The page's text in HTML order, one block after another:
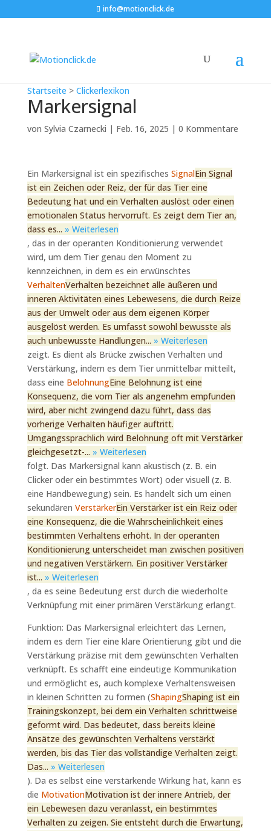
info@motionclick.de
Startseite > Clickerlexikon
Markersignal
von Sylvia Czarnecki | Feb. 16, 2025 | 0 Kommentare
Ein Markersignal ist ein spezifisches SignalEin Signal
ist ein Zeichen oder Reiz, der für das Tier eine
Bedeutung hat und ein Verhalten auslöst oder einen
emotionalen Status hervorruft. Es zeigt dem Tier an,
dass es... » Weiterlesen
, das in der operanten Konditionierung verwendet
wird, um dem Tier genau den Moment zu
kennzeichnen, in dem es ein erwünschtes
VerhaltenVerhalten bezeichnet alle äußeren und
inneren Aktivitäten eines Lebewesens, die durch Reize
aus der Umwelt oder aus dem eigenen Körper
ausgelöst werden. Es umfasst sowohl bewusste als
auch unbewusste Handlungen... » Weiterlesen
zeigt. Es dient als Brücke zwischen Verhalten und
Verstärkung, indem es dem Tier unmittelbar mitteilt,
dass eine BelohnungEine Belohnung ist eine
Konsequenz, die vom Tier als angenehm empfunden
wird, aber nicht zwingend dazu führt, dass das
vorherige Verhalten häufiger auftritt.
Umgangssprachlich wird Belohnung oft mit Verstärker
gleichgesetzt-... » Weiterlesen
folgt. Das Markersignal kann akustisch (z. B. ein
Clicker oder ein bestimmtes Wort) oder visuell (z. B.
eine Handbewegung) sein. Es handelt sich um einen
sekundären VerstärkerEin Verstärker ist ein Reiz oder
eine Konsequenz, die die Wahrscheinlichkeit eines
bestimmten Verhaltens erhöht. In der operanten
Konditionierung unterscheidet man zwischen positiven
und negativen Verstärkern. Ein positiver Verstärker
ist... » Weiterlesen
, da es seine Bedeutung erst durch die wiederholte
Verknüpfung mit einer primären Verstärkung erlangt.
Funktion: Das Markersignal erleichtert das Lernen,
indem es dem Tier eine klare Orientierung gibt und die
Verstärkung präzise mit dem gewünschten Verhalten
verknüpft. Es schafft eine eindeutige Kommunikation
und ermöglicht es, auch komplexe Verhaltensweisen
in kleinen Schritten zu formen (ShapingShaping ist ein
Trainingskonzept, bei dem ein Verhalten schrittweise
geformt wird. Das bedeutet, dass bereits kleine
Ansätze des gewünschten Verhaltens verstärkt
werden, bis das Tier das vollständige Verhalten zeigt.
Das... » Weiterlesen
). Da es selbst eine verstärkende Wirkung hat, kann es
die MotivationMotivation ist der innere Antrieb, der
ein Lebewesen dazu veranlasst, ein bestimmtes
Verhalten zu zeigen. Sie entsteht durch die Erwartung,